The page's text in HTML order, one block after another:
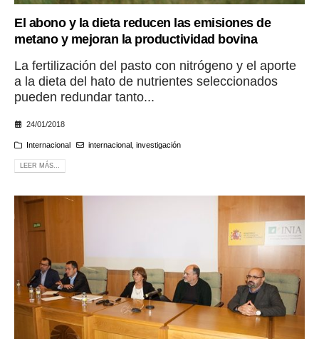
El abono y la dieta reducen las emisiones de
metano y mejoran la productividad bovina
La fertilización del pasto con nitrógeno y el aporte
a la dieta del hato de nutrientes seleccionados
pueden redundar tanto...
24/01/2018
Internacional internacional investigación
LEER MÁS...